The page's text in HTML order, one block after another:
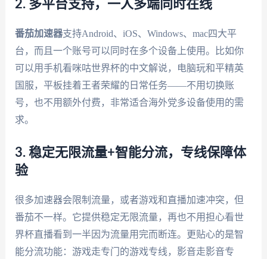
2. 多平台支持，一人多端同时在线
番茄加速器支持Android、iOS、Windows、mac四大平
台，而且一个账号可以同时在多个设备上使用。比如你
可以用手机看咪咕世界杯的中文解说，电脑玩和平精英
国服，平板挂着王者荣耀的日常任务——不用切换账
号，也不用额外付费，非常适合海外党多设备使用的需
求。
3. 稳定无限流量+智能分流，专线保障体
验
很多加速器会限制流量，或者游戏和直播加速冲突，但
番茄不一样。它提供稳定无限流量，再也不用担心看世
界杯直播看到一半因为流量用完而断连。更贴心的是智
能分流功能：游戏走专门的游戏专线，影音走影音专